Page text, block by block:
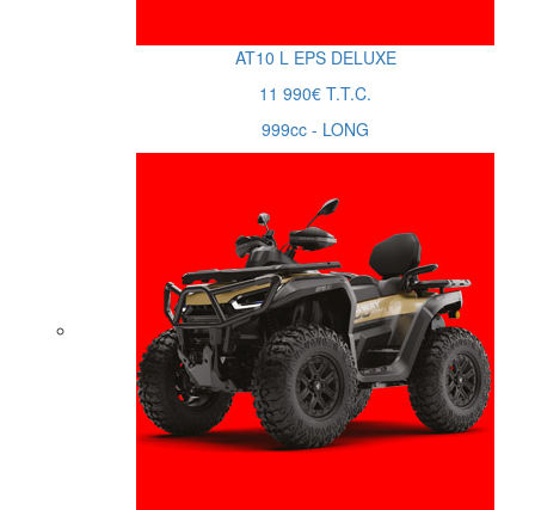
AT10 L EPS DELUXE
11 990€ T.T.C.
999cc - LONG